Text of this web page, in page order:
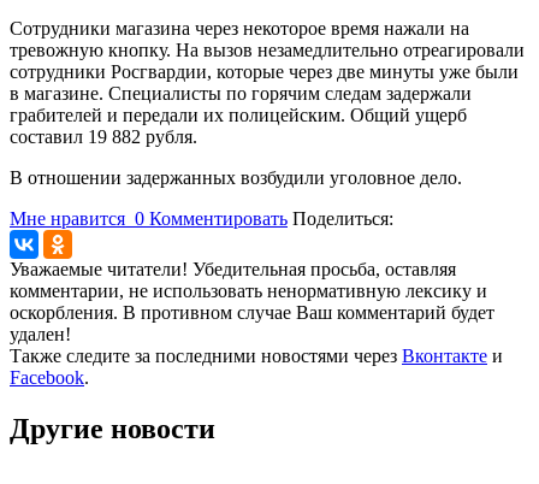
Сотрудники магазина через некоторое время нажали на
тревожную кнопку. На вызов незамедлительно отреагировали
сотрудники Росгвардии, которые через две минуты уже были
в магазине. Специалисты по горячим следам задержали
грабителей и передали их полицейским. Общий ущерб
составил 19 882 рубля.
В отношении задержанных возбудили уголовное дело.
Мне нравится 0 Комментировать Поделиться:
Уважаемые читатели! Убедительная просьба, оставляя
комментарии, не использовать ненормативную лексику и
оскорбления. В противном случае Ваш комментарий будет
удален!
Также следите за последними новостями через Вконтакте и
Facebook.
Другие новости